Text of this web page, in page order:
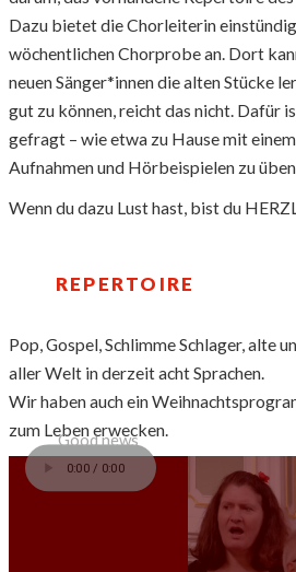
Dazu bietet die Chorleiterin
wöchentlichen Chorprobe an. Dort
neuen Sänger*innen die alten Stücke
gut zu können, reicht das nicht. Dafür
gefragt – wie etwa zu Hause mit
Aufnahmen und Hörbeispielen zu
Wenn du dazu Lust hast, bist du
REPERTOIRE
Pop, Gospel, Schlimme Schlager, alte
aller Welt in derzeit acht Sprachen.
Wir haben auch ein
zum Leben erwecken.
Good news